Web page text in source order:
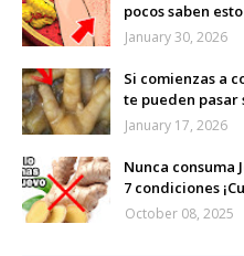
pocos saben esto
January 30, 2026
Si comienzas a
te pueden pasar
January 17, 2026
Nunca consuma
7 condiciones
October 08, 2025